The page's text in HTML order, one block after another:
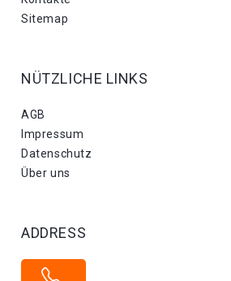
Sitemap
NÜTZLICHE LINKS
AGB
Impressum
Datenschutz
Über uns
ADDRESS